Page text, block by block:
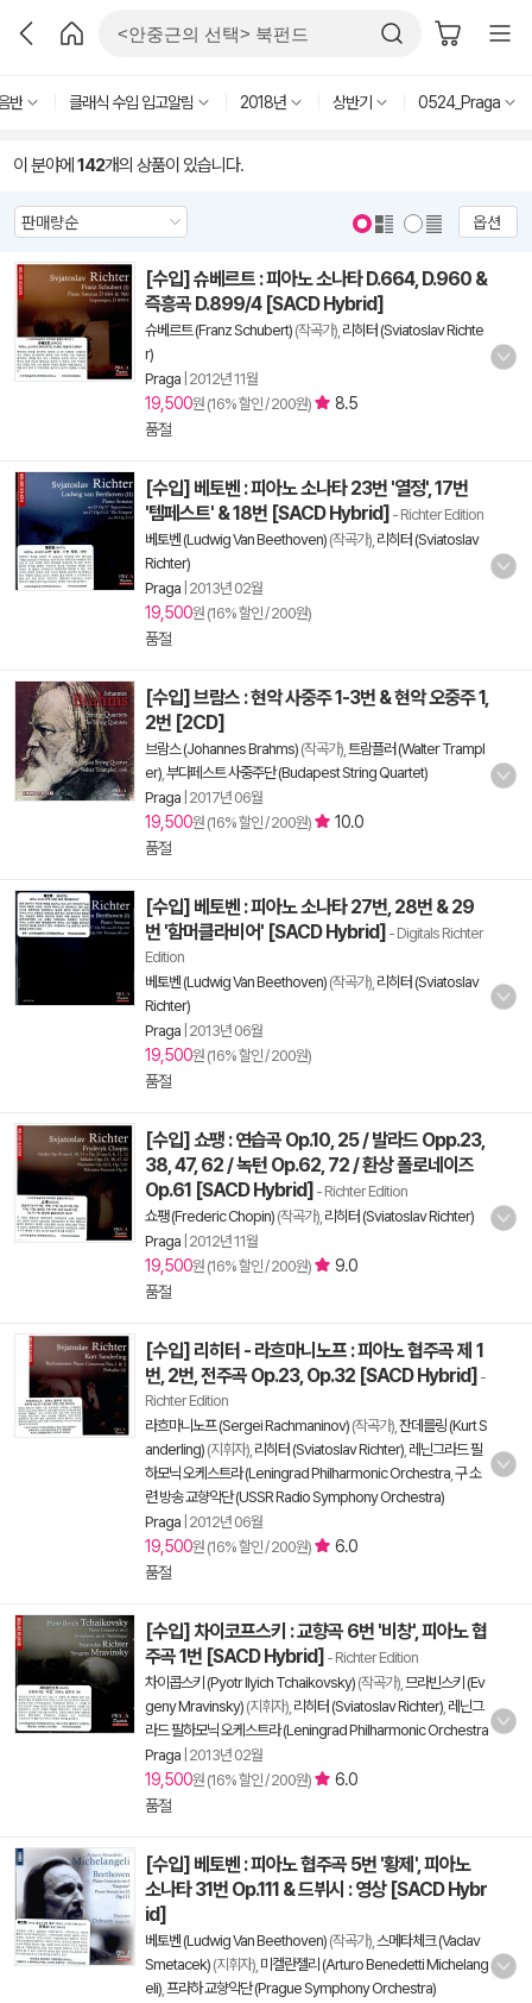
반 클래식 수입 입고알림 2018년 상반기 0524_Praga
이 분야에 142개의 상품이 있습니다.
옵션
[수입] 슈베르트 : 피아노 소나타 D.664, D.960 &
즉흥곡 D.899/4 [SACD Hybrid]
슈베르트 (Franz Schubert) (작곡가), 리히터 (Sviatoslav Richte
r)
Praga 2012년 11월
19,500원 (16% 할인 / 200원)
8.5
품절
[수입] 베토벤 : 피아노 소나타 23번 '열정', 17번
'템페스트' & 18번 [SACD Hybrid] - Richter Edition
베토벤 (Ludwig Van Beethoven) (작곡가), 리히터 (Sviatoslav
Richter)
Praga 2013년 02월
19,500원 (16% 할인 / 200원)
품절
[수입] 브람스 : 현악 사중주 1-3번 & 현악 오중주 1,
2번 [2CD]
브람스 (Johannes Brahms) (작곡가), 트람플러 (Walter Trampl
er) 부다페스트 사중주단 (Budapest String Quartet)
Praga 2017년 06월
19,500원 (16% 할인 / 200원)
10.0
품절
[수입] 베토벤 : 피아노 소나타 27번, 28번 & 29
번 '함머클라비어' [SACD Hybrid] - Digitals Richter
Edition
베토벤 (Ludwig Van Beethoven) (작곡가), 리히터 (Sviatoslav
Richter)
Praga 2013년 06월
19,500원 (16% 할인 / 200원)
품절
[수입] 쇼팽 : 연습곡 Op.10, 25 / 발라드 Opp.23,
38, 47, 62 / 녹턴 Op.62, 72 / 환상 폴로네이즈
Op.61 [SACD Hybrid] - Richter Edition
쇼팽 (Frederic Chopin) (작곡가), 리히터 (Sviatoslav Richter)
Praga 2012년 11월
19,500원 (16% 할인 / 200원)
9.0
품절
[수입] 리히터 - 라흐마니노프 : 피아노 협주곡 제 1
번, 2번, 전주곡 Op.23, Op.32 [SACD Hybrid] -
Richter Edition
라흐마니노프 (Sergei Rachmaninov) (작곡가), 잔데를링 (Kurt S
anderling) (지휘자), 리히터 (Sviatoslav Richter) 레닌그라드 필
하모닉 오케스트라 (Leningrad Philharmonic Orchestra 구 소
련 방송 교향악단 (USSR Radio Symphony Orchestra)
Praga 2012년 06월
19,500원 (16% 할인 / 200원)
6.0
품절
[수입] 차이코프스키 : 교향곡 6번 '비창', 피아노 협
주곡 1번 [SACD Hybrid] - Richter Edition
차이콥스키 (Pyotr Ilyich Tchaikovsky) (작곡가), 므라빈스키 (Ev
geny Mravinsky) (지휘자), 리히터 (Sviatoslav Richter) 레닌그
라드 필하모닉 오케스트라 (Leningrad Philharmonic Orchestra
Praga 2013년 02월
19,500원 (16% 할인 / 200원)
6.0
품절
[수입] 베토벤 : 피아노 협주곡 5번 '황제', 피아노
소나타 31번 Op.111 & 드뷔시 : 영상 [SACD Hybr
id]
베토벤 (Ludwig Van Beethoven) (작곡가), 스메타체크 (Vaclav
Smetacek) (지휘자), 미켈란젤리 (Arturo Benedetti Michelang
eli) 프라하 교향악단 (Prague Symphony Orchestra)